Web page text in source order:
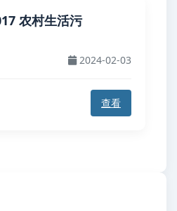
农村生活污
2024-02-03
查看